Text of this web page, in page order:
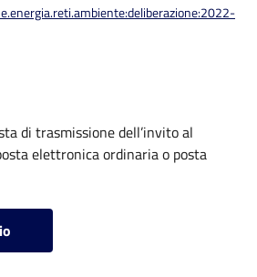
di trasmissione dell’invito al
elettronica ordinaria o posta